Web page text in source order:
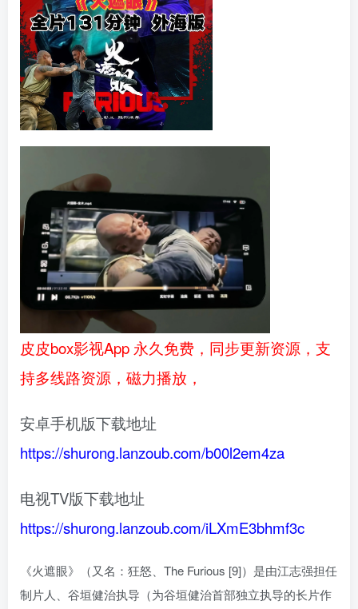
皮皮box影视App 永久免费，同步更新资源，支
持多线路资源，磁力播放，
安卓手机版下载地址
https://shurong.lanzoub.com/b00l2em4za
电视TV版下载地址
https://shurong.lanzoub.com/iLXmE3bhmf3c
《火遮眼》（又名：狂怒、The Furious [9]）是由江志强担任
制片人、谷垣健治执导（为谷垣健治首部独立执导的长片作